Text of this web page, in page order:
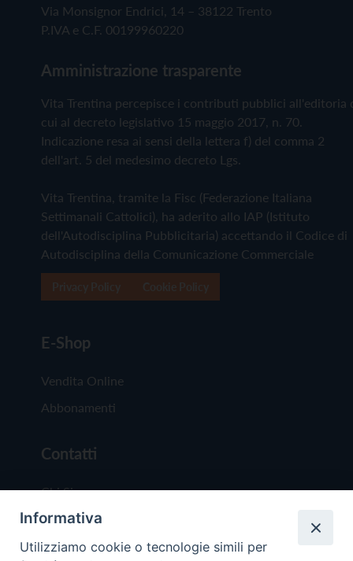
Via Monsignor Endrici, 14 – 38122 Trento
P.IVA e C.F. 00199960220
Amministrazione trasparente
Vita Trentina percepisce i contributi pubblici all'editoria
cui al decreto legislativo 15 maggio 2017, n. 70.
Indicazione resa ai sensi della lettera f) del comma 2
dell'art. 5 del medesimo decreto Lgs.
Vita Trentina, tramite la Fisc (Federazione Italiana
Settimanali Cattolici), ha aderito allo IAP (Istituto
dell'Autodisciplina Pubblicitaria) accettando il Codice di
Autodisciplina della Comunicazione Commerciale
E-Shop
Vendita Online
Abbonamenti
Contatti
Chi Siamo
Redazione
Scrivici
Informativa
Utilizziamo cookie o tecnologie simili per